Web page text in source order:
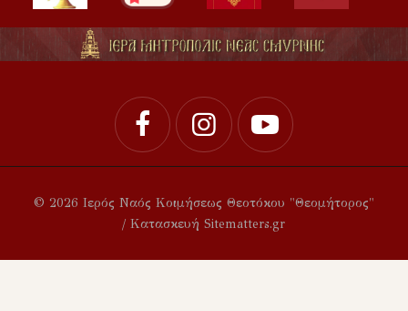
© 2026 Ιερός Ναός Κοιμήσεως Θεοτόκου "Θεομήτορος"
/ Κατασκευή Sitematters.gr